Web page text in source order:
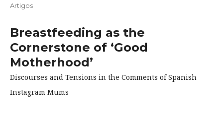
Artigos
Breastfeeding as the
Cornerstone of ‘Good
Motherhood’
Discourses and Tensions in the Comments of Spanish
Instagram Mums